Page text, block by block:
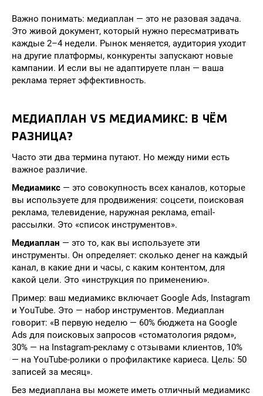
Важно понимать: медиаплан — это не разовая задача.
Это живой документ, который нужно пересматривать
каждые 2–4 недели. Рынок меняется, аудитория уходит
на другие платформы, конкуренты запускают новые
кампании. И если вы не адаптируете план — ваша
реклама теряет эффективность.
МЕДИАПЛАН VS МЕДИАМИКС: В ЧЁМ
РАЗНИЦА?
Часто эти два термина путают. Но между ними есть
важное различие.
Медиамикс — это совокупность всех каналов, которые
вы используете для продвижения: соцсети, поисковая
реклама, телевидение, наружная реклама, email-
рассылки. Это «список инструментов».
Медиаплан — это то, как вы используете эти
инструменты. Он определяет: сколько денег на каждый
канал, в какие дни и часы, с каким контентом, для
какой цели. Это «инструкция по применению».
Пример: ваш медиамикс включает Google Ads, Instagram
и YouTube. Это — набор инструментов. Медиаплан
говорит: «В первую неделю — 60% бюджета на Google
Ads для поисковых запросов «стоматология рядом»,
30% — на Instagram-рекламу с отзывами клиентов, 10%
— на YouTube-ролики о профилактике кариеса. Цель: 50
записей за месяц».
Без медиаплана вы можете иметь отличный медиамикс